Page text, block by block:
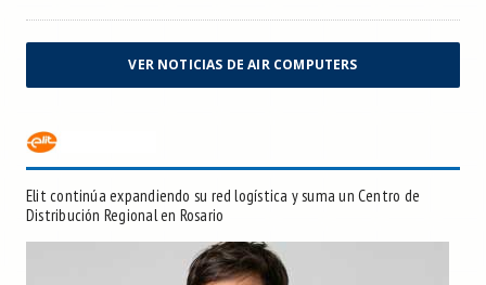
VER NOTICIAS DE AIR COMPUTERS
Elit continúa expandiendo su red logística y suma un Centro de
Distribución Regional en Rosario